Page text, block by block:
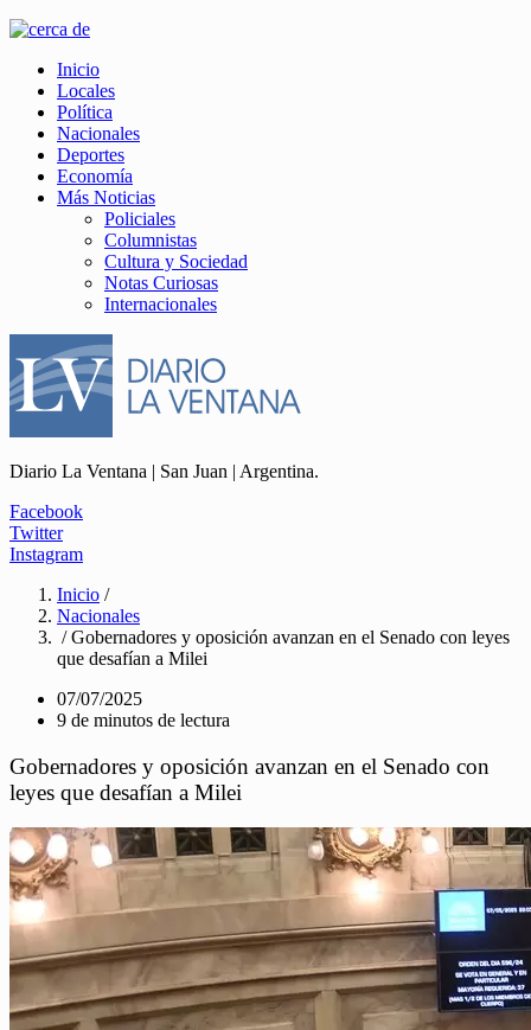
Inicio
Locales
Política
Nacionales
Deportes
Economía
Más Noticias
Policiales
Columnistas
Cultura y Sociedad
Notas Curiosas
Internacionales
Diario La Ventana | San Juan | Argentina.
Facebook
Twitter
Instagram
Inicio /
Nacionales
/ Gobernadores y oposición avanzan en el Senado con leyes
que desafían a Milei
07/07/2025
9 de minutos de lectura
Gobernadores y oposición avanzan en el Senado con
leyes que desafían a Milei